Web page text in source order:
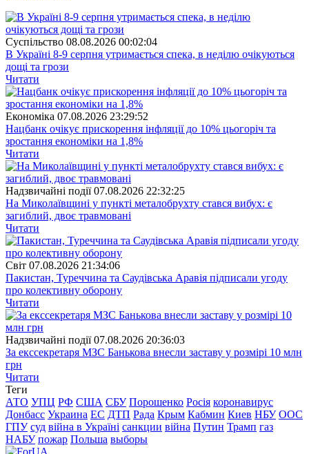
Суспiльство 08.08.2026 00:02:04
В Україні 8-9 серпня утримається спека, в неділю очікуються
дощі та грози
Читати
Економіка 07.08.2026 23:29:52
Нацбанк очікує прискорення інфляції до 10% цьогоріч та
зростання економіки на 1,8%
Читати
Надзвичайні події 07.08.2026 22:32:25
На Миколаївщині у пункті металобрухту стався вибух: є
загиблий, двоє травмовані
Читати
Свiт 07.08.2026 21:34:06
Пакистан, Туреччина та Саудівська Аравія підписали угоду
про колективну оборону
Читати
Надзвичайні події 07.08.2026 20:36:03
За екссекретаря МЗС Банькова внесли заставу у розмірі 10 млн
грн
Читати
Теги
АТО УПЦ РФ США СБУ Порошенко Росія коронавирус
Донбасс Украина ЕС ДТП Рада Крым Кабмин Киев НБУ ООС
ГПУ суд війна в Україні санкции війна Путин Трамп газ
НАБУ пожар Польша выборы